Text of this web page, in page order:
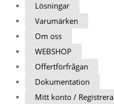
Lösningar
Varumärken
Om oss
WEBSHOP
Offertförfrågan
Dokumentation
Mitt konto / Registrera